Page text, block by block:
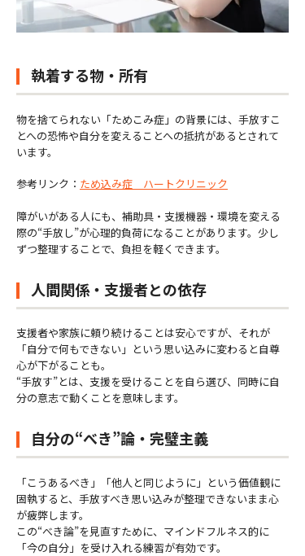
執着する物・所有
物を捨てられない「ためこみ症」の背景には、手放すこ
とへの恐怖や自分を変えることへの抵抗があるとされて
います。
参考リンク： ため込み症 ハートクリニック
障がいがある人にも、補助具・支援機器・環境を変える
際の“手放し”が心理的負荷になることがあります。少し
ずつ整理することで、負担を軽くできます。
人間関係・支援者との依存
支援者や家族に頼り続けることは安心ですが、それが
「自分で何もできない」という思い込みに変わると自尊
心が下がることも。
“手放す”とは、支援を受けることを自ら選び、同時に自
分の意志で動くことを意味します。
自分の“べき”論・完璧主義
「こうあるべき」「他人と同じように」という価値観に
固執すると、手放すべき思い込みが整理できないまま心
が疲弊します。
この“べき論”を見直すために、マインドフルネス的に
「今の自分」を受け入れる練習が有効です。